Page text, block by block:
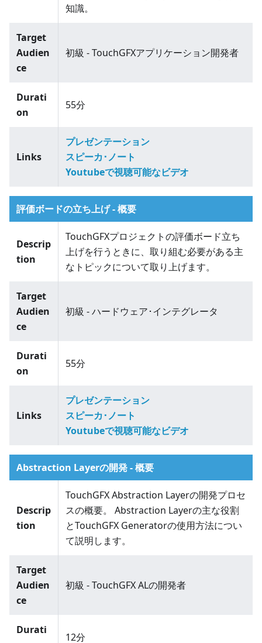
知識。
Target
Audien
ce
初級 - TouchGFXアプリケーション開発者
Durati
on
55分
Links
プレゼンテーション
スピーカ･ノート
Youtubeで視聴可能なビデオ
評価ボードの立ち上げ - 概要
Descrip
tion
TouchGFXプロジェクトの評価ボード立ち
上げを行うときに、取り組む必要がある主
なトピックについて取り上げます。
Target
Audien
ce
初級 - ハードウェア･インテグレータ
Durati
on
55分
Links
プレゼンテーション
スピーカ･ノート
Youtubeで視聴可能なビデオ
Abstraction Layerの開発 - 概要
Descrip
tion
TouchGFX Abstraction Layerの開発プロセ
スの概要。 Abstraction Layerの主な役割
とTouchGFX Generatorの使用方法につい
て説明します。
Target
Audien
ce
初級 - TouchGFX ALの開発者
Durati
12分